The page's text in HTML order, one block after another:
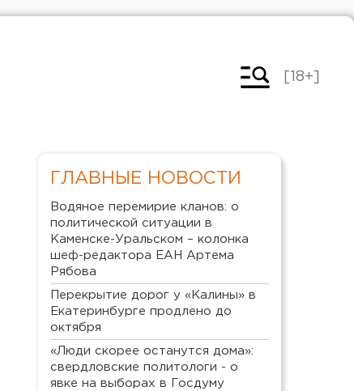
[18+]
ГЛАВНЫЕ НОВОСТИ
Водяное перемирие кланов: о
политической ситуации в
Каменске-Уральском – колонка
шеф-редактора ЕАН Артема
Рябова
Перекрытие дорог у «Калины» в
Екатеринбурге продлено до
октября
«Люди скорее останутся дома»:
свердловские политологи - о
явке на выборах в Госдуму